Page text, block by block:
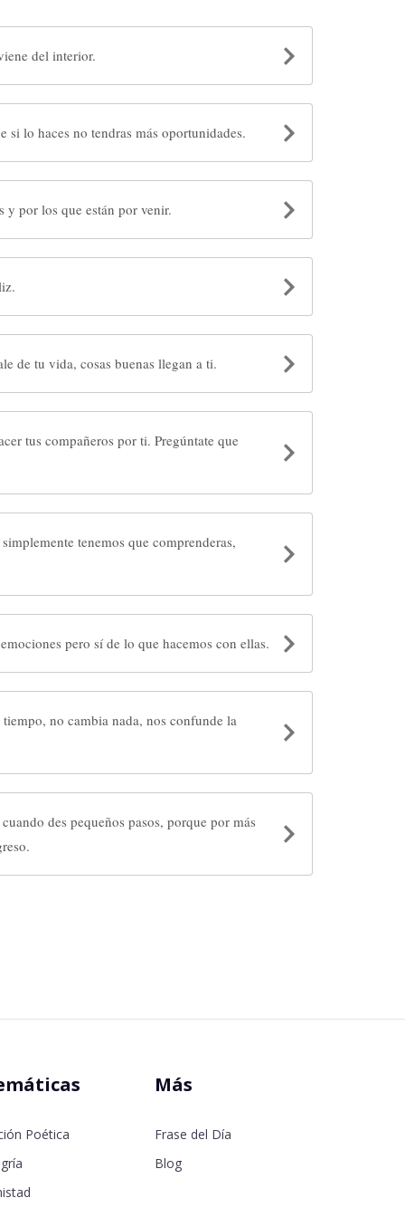
del interior.
si lo haces no tendras más oportunidades.
y por los que están por venir.
feliz.
de tu vida, cosas buenas llegan a ti.
por ti. Pregúntate que
tenemos que comprenderas,
No somos responsables de las emociones pero sí de lo que hacemos con ellas.
no cambia nada, nos confunde la
des pequeños pasos, porque por más
Poética
Más
Frase del Día
Blog